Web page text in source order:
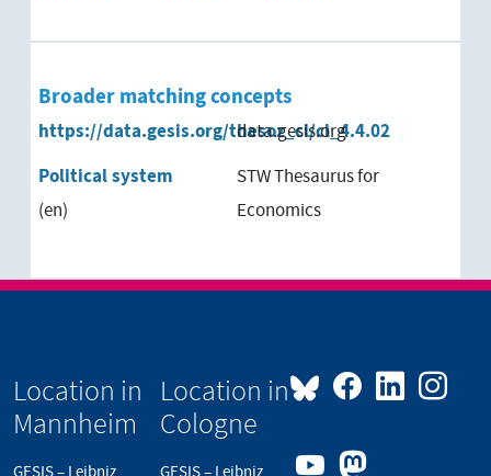
Broader matching concepts
https://data.gesis.org/thesoz_cl/cl_4.4.02
data.gesis.org
Political system
(en)
STW Thesaurus for
Economics
Location in
Mannheim
Location in
Cologne